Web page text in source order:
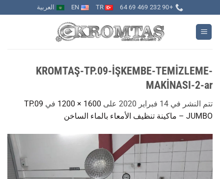
للمحتوى
+90 232 469 69 64
TR
EN العربية
KROMTAŞ-TP.09-İŞKEMBE-TEMİZLEME-
MAKİNASI-2-ar
تتم النشر في 14 فبراير 2020 على 1600 × 1200 في TP.09
JUMBO – ماكينة تنظيف الأمعاء بالماء الساخن